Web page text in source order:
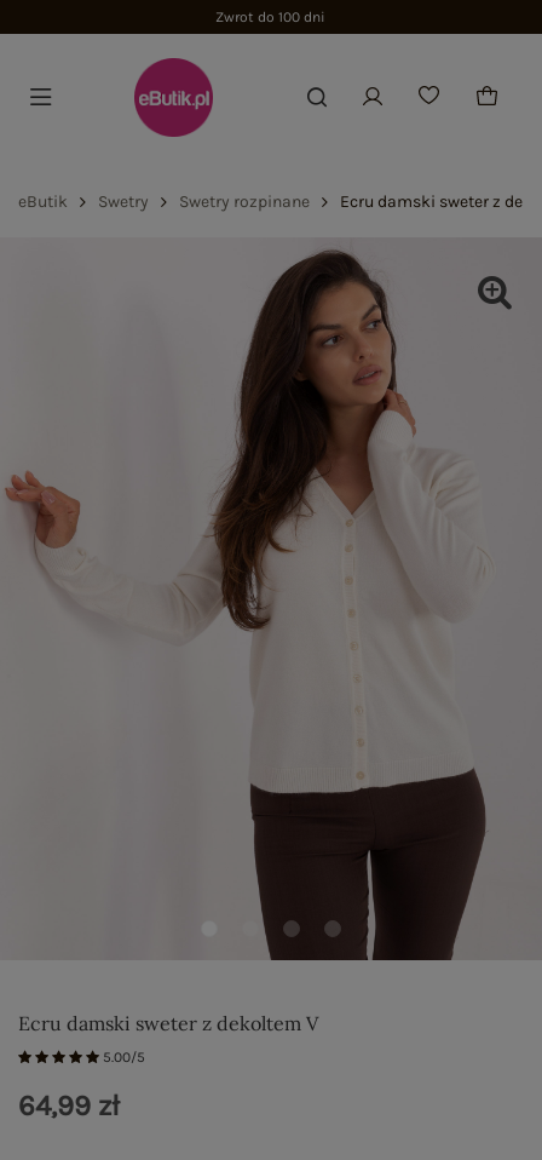
Zwrot do 100 dni
eButik Swetry Swetry rozpinane Ecru damski sweter z
Ecru damski sweter z dekoltem V
5.00/5
64,99 zł